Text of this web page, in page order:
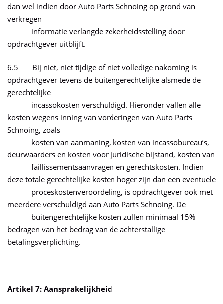
dan wel indien door Auto Parts Schnoing op grond van
verkregen
informatie verlangde zekerheidsstelling door
opdrachtgever uitblijft.
6.5 Bij niet, niet tijdige of niet volledige nakoming is
opdrachtgever tevens de buitengerechtelijke alsmede de
gerechtelijke
incassokosten verschuldigd. Hieronder vallen alle
kosten wegens inning van vorderingen van Auto Parts
Schnoing, zoals
kosten van aanmaning, kosten van incassobureau’s,
deurwaarders en kosten voor juridische bijstand, kosten van
faillissementsaanvragen en gerechtskosten. Indien
deze totale gerechtelijke kosten hoger zijn dan een eventuele
proceskostenveroordeling, is opdrachtgever ook met
meerdere verschuldigd aan Auto Parts Schnoing. De
buitengerechtelijke kosten zullen minimaal 15%
bedragen van het bedrag van de achterstallige
betalingsverplichting.
Artikel 7: Aansprakelijkheid